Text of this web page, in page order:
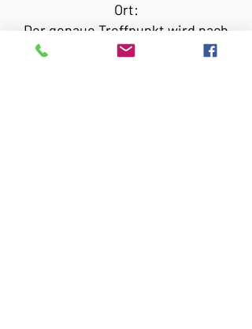
Ort:
Der genaue Treffpunkt wird nach
Anmeldung mitgeteilt.